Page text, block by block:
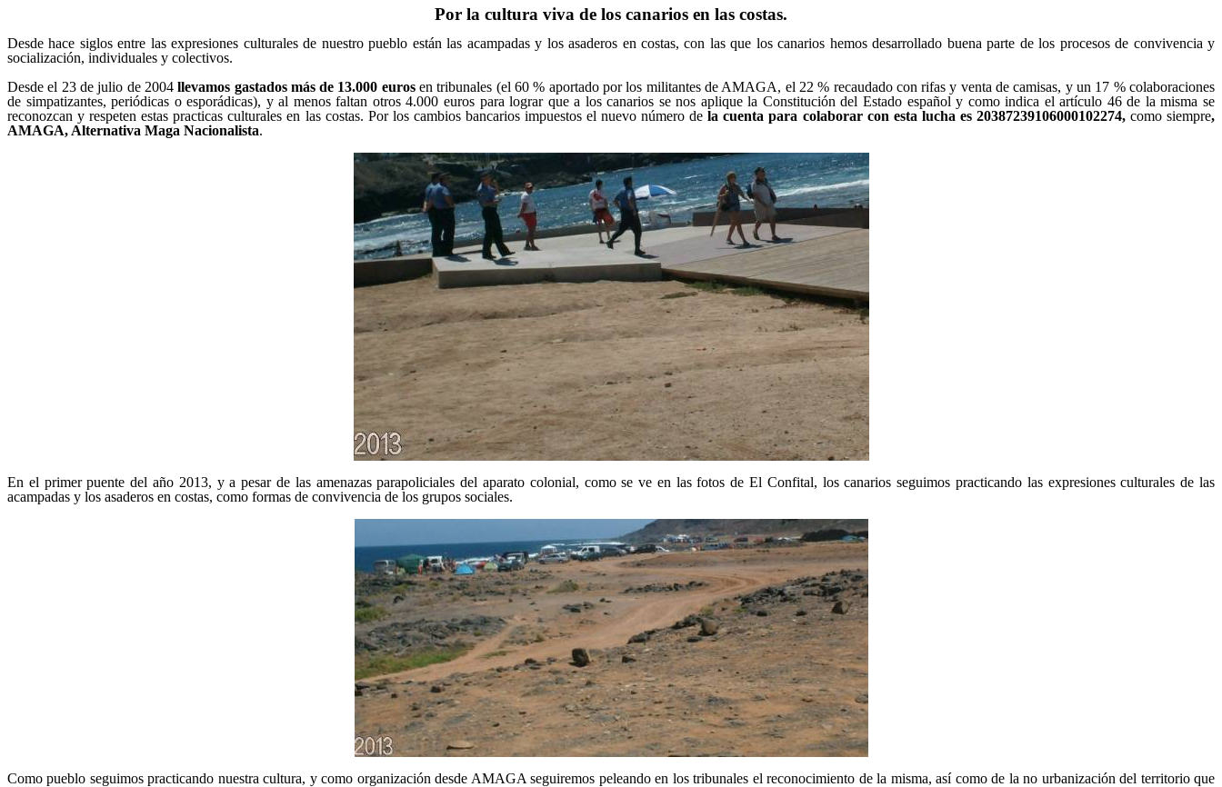
Por la cultura viva de los canarios en las costas.
Desde hace siglos entre las expresiones culturales de nuestro pueblo están las acampadas y los asaderos en costas, con las que los canarios hemos desarrollado buena parte de los procesos de convivencia y
socialización, individuales y colectivos.
Desde el 23 de julio de 2004llevamos gastados más de 13.000 eurosen tribunales (el 60 % aportado por los militantes de AMAGA, el 22 % recaudado con rifas y venta de camisas, y un 17 % colaboraciones
de simpatizantes, periódicas o esporádicas), y al menos faltan otros 4.000 euros para lograr que a los canarios se nos aplique la Constitución del Estado español y como indica el artículo 46 de la misma se
reconozcan y respeten estas practicas culturales en las costas. Por los cambios bancarios impuestos el nuevo número dela cuenta para colaborar con esta lucha es 20387239106000102274, como siempre,
AMAGA, Alternativa Maga Nacionalista.
En el primer puente del año 2013, y a pesar de las amenazas parapoliciales del aparato colonial, como se ve en las fotos de El Confital, los canarios seguimos practicando las expresiones culturales de las
acampadas y los asaderos en costas, como formas de convivencia de los grupos sociales.
Como pueblo seguimos practicando nuestra cultura, y como organización desde AMAGA seguiremos peleando en los tribunales el reconocimiento de la misma, así como de la no urbanización del territorio que